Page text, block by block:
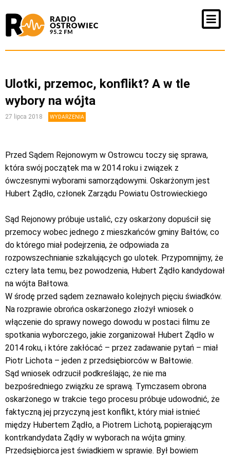
Ulotki, przemoc, konflikt? A w tle
wybory na wójta
27 lipca 2018 WYDARZENIA
Przed Sądem Rejonowym w Ostrowcu toczy się sprawa,
która swój początek ma w 2014 roku i związek z
ówczesnymi wyborami samorządowymi. Oskarżonym jest
Hubert Żądło, członek Zarządu Powiatu Ostrowieckiego
Sąd Rejonowy próbuje ustalić, czy oskarżony dopuścił się
przemocy wobec jednego z mieszkańców gminy Bałtów, co
do którego miał podejrzenia, że odpowiada za
rozpowszechnianie szkalujących go ulotek. Przypomnijmy, że
cztery lata temu, bez powodzenia, Hubert Żądło kandydował
na wójta Bałtowa.
W środę przed sądem zeznawało kolejnych pięciu świadków.
Na rozprawie obrońca oskarżonego złożył wniosek o
włączenie do sprawy nowego dowodu w postaci filmu ze
spotkania wyborczego, jakie zorganizował Hubert Żądło w
2014 roku, i które zakłócać – przez zadawanie pytań – miał
Piotr Lichota – jeden z przedsiębiorców w Bałtowie.
Sąd wniosek odrzucił podkreślając, że nie ma
bezpośredniego związku ze sprawą. Tymczasem obrona
oskarżonego w trakcie tego procesu próbuje udowodnić, że
faktyczną jej przyczyną jest konflikt, który miał istnieć
między Hubertem Żądło, a Piotrem Lichotą, popierającym
kontrkandydata Żądły w wyborach na wójta gminy.
Przedsiębiorca jest świadkiem w sprawie. Był bowiem